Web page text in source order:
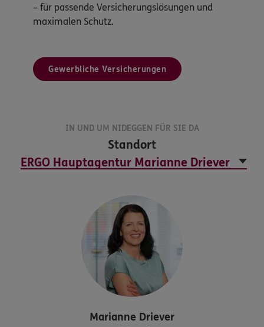
– für passende Versicherungslösungen und
maximalen Schutz.
Gewerbliche Versicherungen
IN UND UM NIDEGGEN FÜR SIE DA
Standort
Marianne Driever